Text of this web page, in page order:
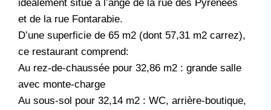
idéalement situé à l’ange de la rue des Pyrénées
et de la rue Fontarabie.
D’une superficie de 65 m2 (dont 57,31 m2 carrez),
ce restaurant comprend:
Au rez-de-chaussée pour 32,86 m2 : grande salle
avec monte-charge
Au sous-sol pour 32,14 m2 : WC, arrière-boutique,